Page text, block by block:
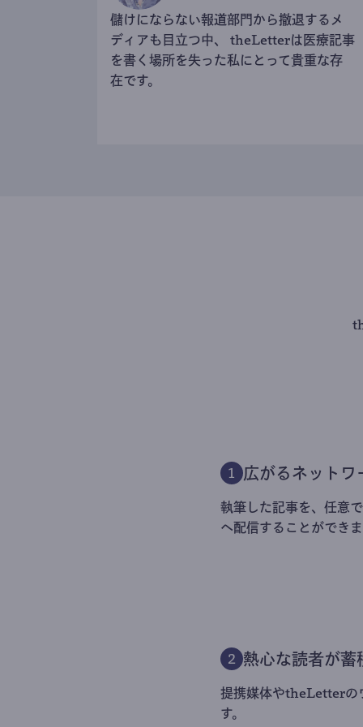
儲けにならない報道部門から撤退するメ
ディアも目立つ中、 theLetterは医療記事
を書く場所を失った私にとって貴重な存
在です。
1 広がるネットワ
執筆した記事を、任意
へ配信することができ
2 熱心な読者が蓄
提携媒体やtheLetterの
す。